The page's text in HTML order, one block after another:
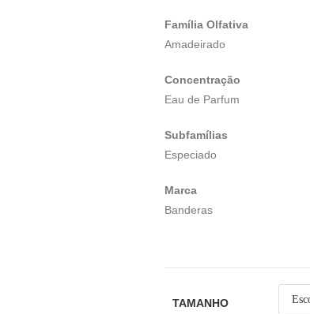
Família Olfativa
Amadeirado
Concentração
Eau de Parfum
Subfamílias
Especiado
Marca
Banderas
TAMANHO